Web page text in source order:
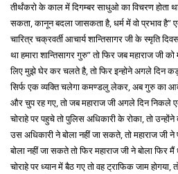
तीर्थंकरो के काल में दिगम्बर साधुओ का विचरण होता
सकता, कानून बदला जासकता है, धर्म में वो प्रभाव है”
चारित्र चक्रवर्ती आचार्य शान्तिसागर जी के स्मृति
था हमारा शान्तिसागर गुरु” तो फिर जब महाराज जी
लिए मुझे घेर कर चलते है, तो फिर इन्होने अगले दिन
सिर्फ एक व्यक्ति चलेगा कमण्डलु लेकर, अब गुरु का
और चुप रह गए, तो जब महाराज जी अगले दिन निकले
चोराहे पर पहुचे तो पुलिस अधिकारी के रोका, तो
उस अधिकारी ने बोला नहीं जा सकते, तो महाराज जी
बोला नहीं जा सकते तो फिर महाराज जी ने बोला फिर मैं
चोराहे पर ध्यान में बैठ गए तो वह ट्राफिक जाम